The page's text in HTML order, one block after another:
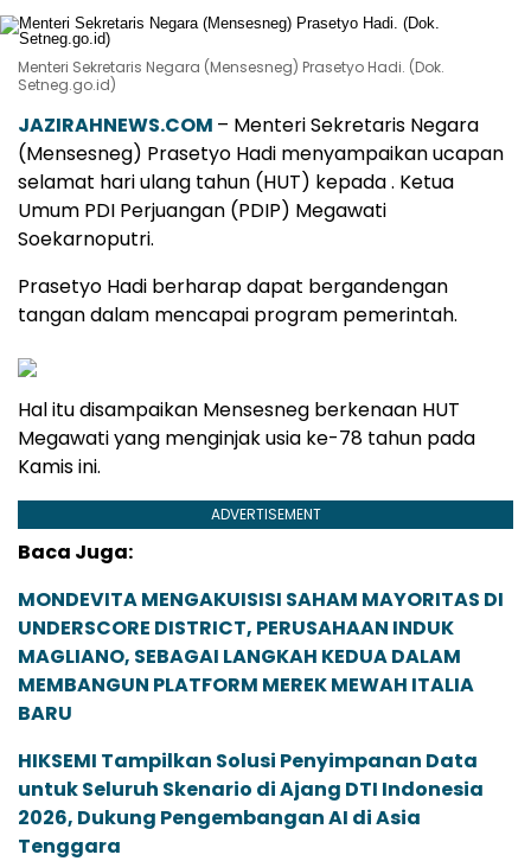
Menteri Sekretaris Negara (Mensesneg) Prasetyo Hadi. (Dok.
Setneg.go.id)
JAZIRAHNEWS.COM – Menteri Sekretaris Negara
(Mensesneg) Prasetyo Hadi menyampaikan ucapan
selamat hari ulang tahun (HUT) kepada . Ketua
Umum PDI Perjuangan (PDIP) Megawati
Soekarnoputri.
Prasetyo Hadi berharap dapat bergandengan
tangan dalam mencapai program pemerintah.
Hal itu disampaikan Mensesneg berkenaan HUT
Megawati yang menginjak usia ke-78 tahun pada
Kamis ini.
ADVERTISEMENT
Baca Juga:
MONDEVITA MENGAKUISISI SAHAM MAYORITAS DI
UNDERSCORE DISTRICT, PERUSAHAAN INDUK
MAGLIANO, SEBAGAI LANGKAH KEDUA DALAM
MEMBANGUN PLATFORM MEREK MEWAH ITALIA
BARU
HIKSEMI Tampilkan Solusi Penyimpanan Data
untuk Seluruh Skenario di Ajang DTI Indonesia
2026, Dukung Pengembangan AI di Asia
Tenggara